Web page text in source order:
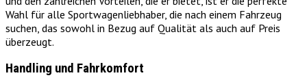
Wahl für alle Sportwagenliebhaber, die nach einem Fahrzeug
suchen, das sowohl in Bezug auf Qualität als auch auf Preis
überzeugt.
Handling und Fahrkomfort